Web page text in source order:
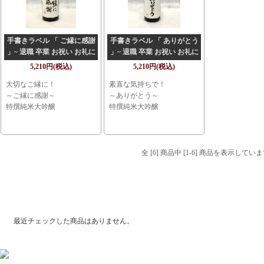
手書きラベル 「 ご縁に感謝
」~ 退職 卒業 お祝い お礼に
~
5,210円(税込)
大切なご縁に！
～ご縁に感謝～
特撰純米大吟醸
手書きラベル 「 ありがとう
」~ 退職 卒業 お祝い お礼に
~
5,210円(税込)
素直な気持ちで！
～ありがとう～
特撰純米大吟醸
全 [6] 商品中 [1-6] 商品を表示してい
最近チェックした商品はありません。